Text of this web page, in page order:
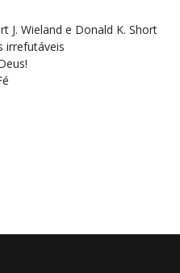
J. Wieland e Donald K. Short
irrefutáveis